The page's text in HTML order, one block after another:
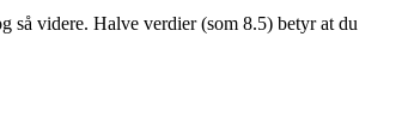
så videre. Halve verdier (som 8.5) betyr at du